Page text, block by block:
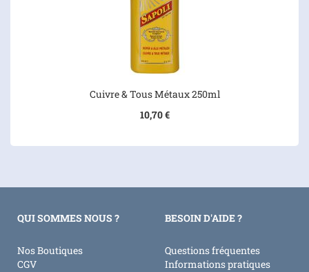
Cuivre & Tous Métaux 250ml
10,70 €
QUI SOMMES NOUS ?
Nos Boutiques
CGV
BESOIN D'AIDE ?
Questions fréquentes
Informations pratiques